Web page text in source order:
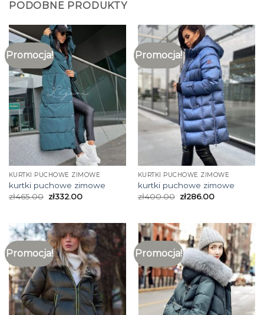
PODOBNE PRODUKTY
Promocja!
KURTKI PUCHOWE ZIMOWE
kurtki puchowe zimowe
zł465.00 zł332.00
Promocja!
KURTKI PUCHOWE ZIMOWE
kurtki puchowe zimowe
zł400.00 zł286.00
Promocja! Promocja!